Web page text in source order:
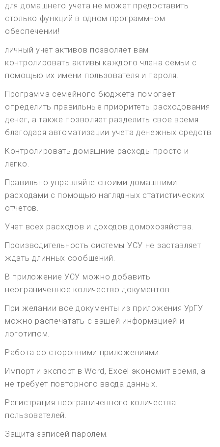
для домашнего учета не может предоставить
столько функций в одном программном
обеспечении!
личный учет активов позволяет вам
контролировать активы каждого члена семьи с
помощью их имени пользователя и пароля.
Программа семейного бюджета помогает
определить правильные приоритеты расходования
денег, а также позволяет разделить свое время
благодаря автоматизации учета денежных средств.
Контролировать домашние расходы просто и
легко.
Правильно управляйте своими домашними
расходами с помощью наглядных статистических
отчетов.
Учет всех расходов и доходов домохозяйства.
Производительность системы УСУ не заставляет
ждать длинных сообщений.
В приложение УСУ можно добавить
неограниченное количество документов.
При желании все документы из приложения УрГУ
можно распечатать с вашей информацией и
логотипом.
Работа со сторонними приложениями.
Импорт и экспорт в Word, Excel экономит время, а
не требует повторного ввода данных.
Регистрация неограниченного количества
пользователей.
Защита записей паролем.